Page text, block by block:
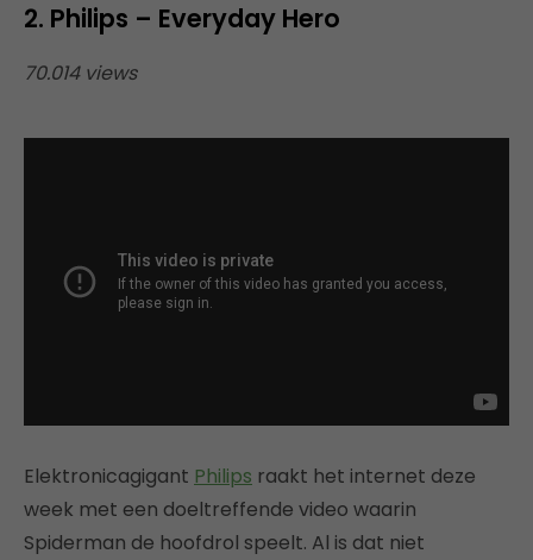
2. Philips – Everyday Hero
70.014 views
Elektronicagigant Philips raakt het internet deze
week met een doeltreffende video waarin
Spiderman de hoofdrol speelt. Al is dat niet